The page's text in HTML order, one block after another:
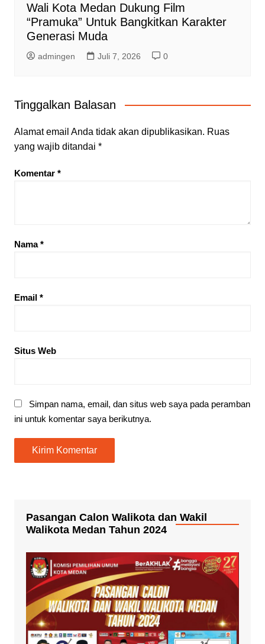
Wali Kota Medan Dukung Film
“Pramuka” Untuk Bangkitkan Karakter
Generasi Muda
admingen Juli 7, 2026 0
Tinggalkan Balasan
Alamat email Anda tidak akan dipublikasikan. Ruas
yang wajib ditandai *
Komentar *
Nama*
Email *
Situs Web
Simpan nama, email, dan situs web saya pada peramban
ini untuk komentar saya berikutnya.
Pasangan Calon Walikota dan Wakil
Walikota Medan Tahun 2024